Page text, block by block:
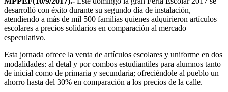
desarrolló con éxito durante su segundo día de instalación,
atendiendo a más de mil 500 familias quienes adquirieron artículos
escolares a precios solidarios en comparación al mercado
especulativo.
Esta jornada ofrece la venta de artículos escolares y uniforme en dos
modalidades: al detal y por combos estudiantiles para alumnos tanto
de inicial como de primaria y secundaria; ofreciéndole al pueblo un
ahorro hasta del 30% en comparación a los precios de la calle.